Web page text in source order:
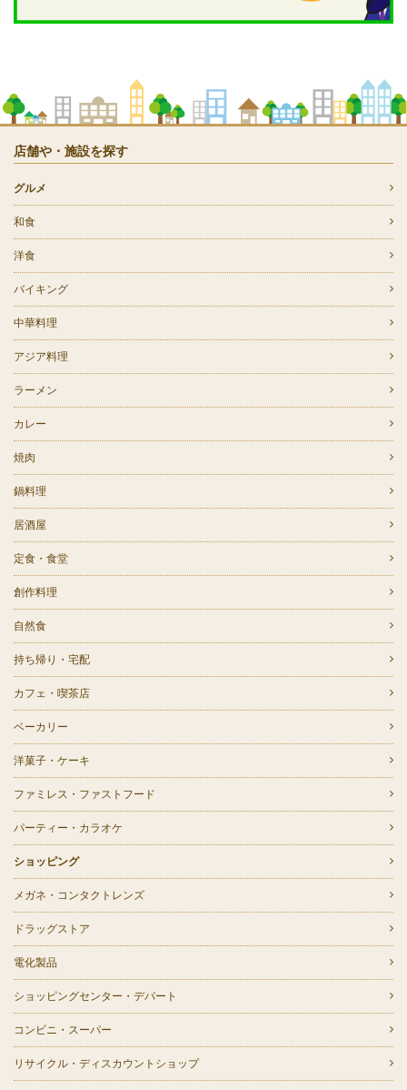
店舗や・施設を探す
グルメ
和食
洋食
バイキング
中華料理
アジア料理
ラーメン
カレー
焼肉
鍋料理
居酒屋
定食・食堂
創作料理
自然食
持ち帰り・宅配
カフェ・喫茶店
ベーカリー
洋菓子・ケーキ
ファミレス・ファストフード
パーティー・カラオケ
ショッピング
メガネ・コンタクトレンズ
ドラッグストア
電化製品
ショッピングセンター・デパート
コンビニ・スーパー
リサイクル・ディスカウントショップ